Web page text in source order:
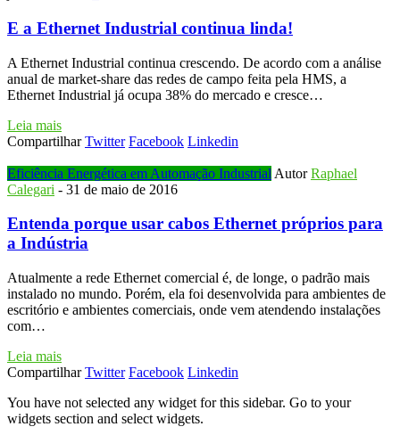
E a Ethernet Industrial continua linda!
A Ethernet Industrial continua crescendo. De acordo com a análise
anual de market-share das redes de campo feita pela HMS, a
Ethernet Industrial já ocupa 38% do mercado e cresce…
Leia mais
Compartilhar Twitter Facebook Linkedin
Eficiência Energética em Automação Industrial AutorRaphael
Calegari - 31 de maio de 2016
Entenda porque usar cabos Ethernet próprios para
a Indústria
Atualmente a rede Ethernet comercial é, de longe, o padrão mais
instalado no mundo. Porém, ela foi desenvolvida para ambientes de
escritório e ambientes comerciais, onde vem atendendo instalações
com…
Leia mais
Compartilhar Twitter Facebook Linkedin
You have not selected any widget for this sidebar. Go to your
widgets section and select widgets.